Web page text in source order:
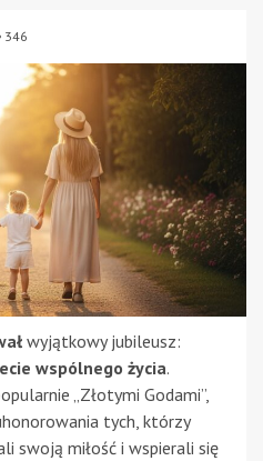
346
wyjątkowy jubileusz:
wspólnego życia.
„Złotymi Godami”,
tych, którzy
swoją miłość i wspierali się